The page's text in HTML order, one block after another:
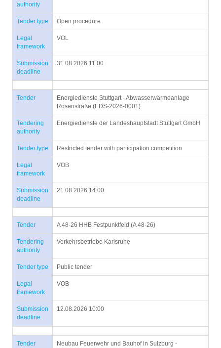
authority
Tender type Open procedure
Legal
framework
VOL
Submission
deadline
31.08.2026 11:00
Tender
Energiedienste Stuttgart - Abwasserwärmeanlage
Rosenstraße (EDS-2026-0001)
Tendering
authority
Energiedienste der Landeshauptstadt Stuttgart GmbH
Tender type Restricted tender with participation competition
Legal
framework
VOB
Submission
deadline
21.08.2026 14:00
Tender A 48-26 HHB Festpunktfeld (A 48-26)
Tendering
authority
Verkehrsbetriebe Karlsruhe
Tender type Public tender
Legal
framework
VOB
Submission
deadline
12.08.2026 10:00
Tender
Neubau Feuerwehr und Bauhof in Sulzburg -